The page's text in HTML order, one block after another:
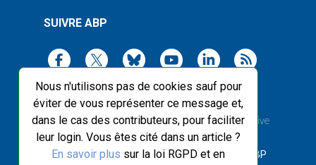
Nous n'utilisons pas de cookies sauf pour
éviter de vous représenter ce message et,
dans le cas des contributeurs, pour faciliter
leur login. Vous êtes cité dans un article ?
En savoir plus sur la loi RGPD et en
SUIVRE ABP
2003-2026 ©Agence Bretagne Presse, sauf Creative
Commons
Front-end design :Breizhek Studio , Back-end : ABP